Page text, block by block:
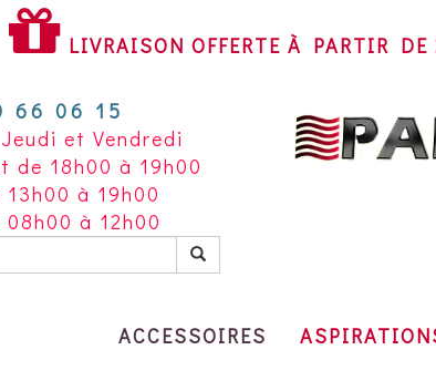
OFFERTE
PARTIR
DE
200
€
D'ACHAT
POUR
LIVRAISON OFFERTE À PARTIR
66 06 15
et Vendredi
de 18h00 à 19h00
à 19h00
à 12h00
ACCESSOIRES